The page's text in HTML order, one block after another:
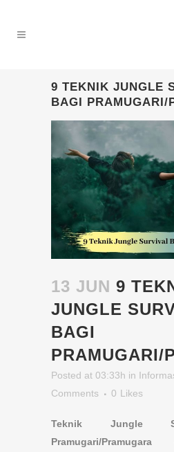
9 TEKNIK JUNGLE
BAGI PRAMUGARI/
13 JUN 9
JUNGLE
BAGI
PRAMUGARI/
Posted at 03:33h in
Comments
0 Likes
Teknik Jungle
Pramugari/